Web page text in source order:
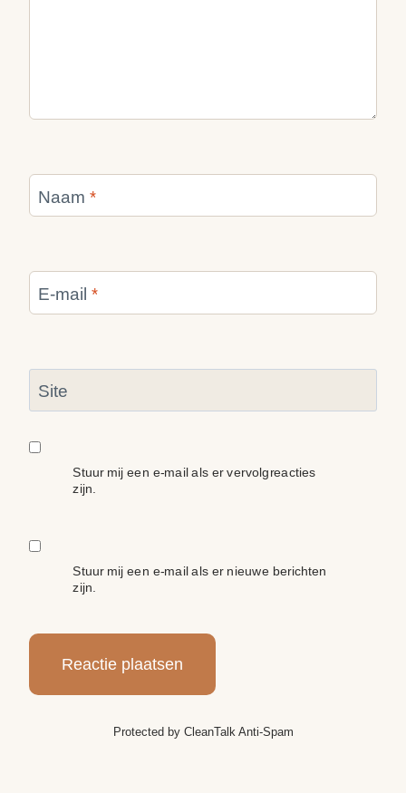
Naam *
E-mail *
Site
Stuur mij een e-mail als er vervolgreacties
zijn.
Stuur mij een e-mail als er nieuwe berichten
zijn.
Protected by CleanTalk Anti-Spam